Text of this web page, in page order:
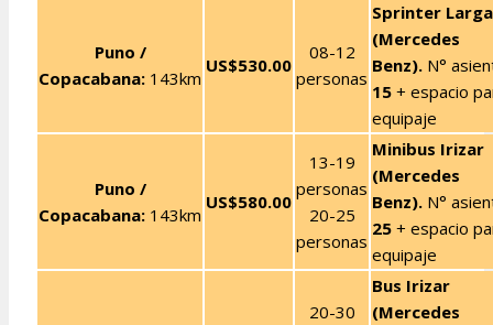
Puno /
Copacabana: 143km
US$530.00
08-12
personas
Sprinter Larga
(Mercedes
Benz). N°
15 + espacio
equipaje
Puno /
Copacabana: 143km
US$580.00
13-19
personas
20-25
personas
Minibus Irizar
(Mercedes
Benz). N°
25 + espacio
equipaje
20-30
Bus Irizar
(Mercedes